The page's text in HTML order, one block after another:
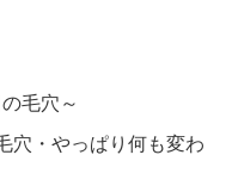
毛穴～
穴・やっぱり何も変わ